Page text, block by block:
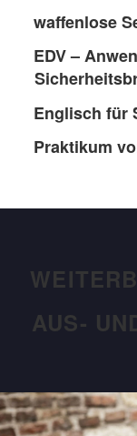
waffenlose
EDV –
Englisch für
Praktikum
AUS-